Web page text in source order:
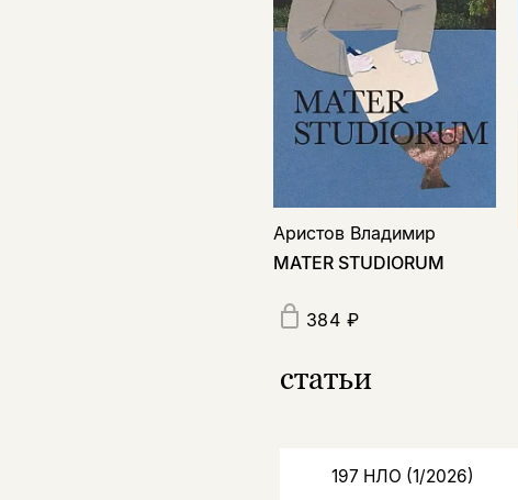
Аристов Владимир
MATER STUDIORUM
384 ₽
статьи
197 НЛО (1/2026)